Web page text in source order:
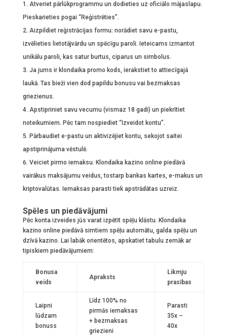
Atveriet pārlūkprogrammu un dodieties uz oficiālo mājaslapu.
Pieskarieties pogai “Reģistrēties”.
Aizpildiet reģistrācijas formu: norādiet savu e-pastu,
izvēlieties lietotājvārdu un spēcīgu paroli. Ieteicams izmantot
unikālu paroli, kas satur burtus, ciparus un simbolus.
Ja jums ir klondaika promo kods, ierakstiet to attiecīgajā
laukā. Tas bieži vien dod papildu bonusu vai bezmaksas
griezienus.
Apstipriniet savu vecumu (vismaz 18 gadi) un piekrītiet
noteikumiem. Pēc tam nospiediet “Izveidot kontu”.
Pārbaudiet e-pastu un aktivizējiet kontu, sekojot saitei
apstiprinājuma vēstulē.
Veiciet pirmo iemaksu. Klondaika kazino online piedāvā
vairākus maksājumu veidus, tostarp bankas kartes, e-makus un
kriptovalūtas. Iemaksas parasti tiek apstrādātas uzreiz.
Spēles un piedāvājumi
Pēc konta izveides jūs varat izpētīt spēļu klāstu. Klondaika
kazino online piedāvā simtiem spēļu automātu, galda spēļu un
dzīvā kazino. Lai labāk orientētos, apskatiet tabulu zemāk ar
tipiskiem piedāvājumiem:
Bonusa
veids
Apraksts
Likmju
prasības
Laipni
lūdzam
bonuss
Līdz 100% no
pirmās iemaksas
+ bezmaksas
griezieni
Parasti
35x –
40x